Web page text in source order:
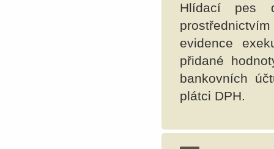
Hlídací pes
evidence
přidané
bankovních
plátci DPH.